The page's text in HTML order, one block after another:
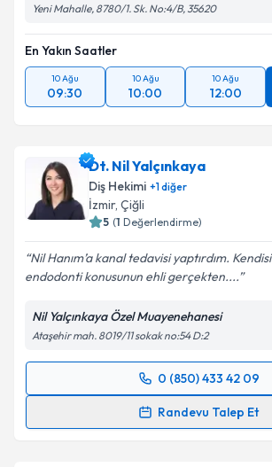
Yeni Mahalle, 8780/1. Sk. No:4/B, 35620
En Yakın Saatler
10 Ağu
09:30
10 Ağu
10:00
10 Ağu
12:00
Dt. Nil Yalçınkaya
Diş Hekimi +1diğer
İzmir, Çiğli
5 (1 Değerlendirme)
Nil Hanım’a kanal tedavisi yaptırdım. Kendisi
endodonti konusunun ehli gerçekten....
Nil Yalçınkaya Özel Muayenehanesi
Ataşehir mah. 8019/11 sokak no:54 D:2
0 (850) 433 42 09
Randevu Talep Et
Randevu Takvimi Talebi